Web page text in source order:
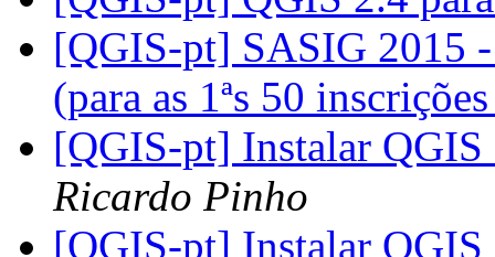
[QGIS-pt] SASIG 2015
(para as 1ªs 50
[QGIS-pt] Instalar
Ricardo Pinho
[QGIS-pt] Instalar